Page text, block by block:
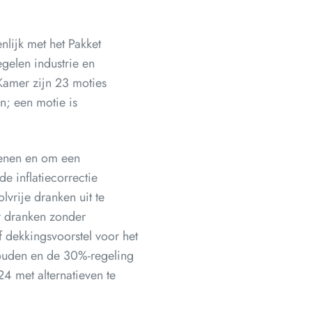
met het Pakket
industrie en
zijn 23 moties
een motie is
en om een
inflatiecorrectie
dranken uit te
zonder
voor het
en de 30%-regeling
met alternatieven te